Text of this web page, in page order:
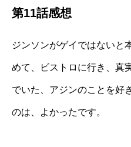
第11話感想
ジンソンがゲイではないと
めて、ビストロに行き、真
でいた、アジンのことを好
のは、よかったです。